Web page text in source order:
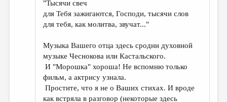
"Тысячи свеч
для Тебя зажигаются, Господи, тысячи слов
для тебя, как молитва, звучат..."
Музыка Вашего отца здесь сродни духовной
музыке Чеснокова или Кастальского.
И "Морошка" хороша! Не вспомню только
фильм, а актрису узнала.
Простите, что я не о Ваших стихах. И вроде
как встряла в разговор (некоторые здесь